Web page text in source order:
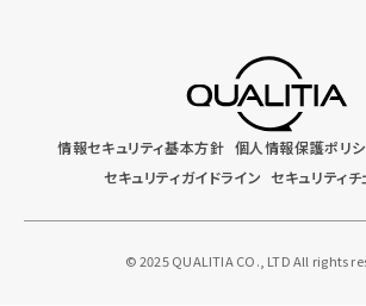
情報セキュリティ基本方針 個人情報保護ポリ
セキュリティガイドライン セキュリティ
© 2025 QUALITIA CO., LTD All rights